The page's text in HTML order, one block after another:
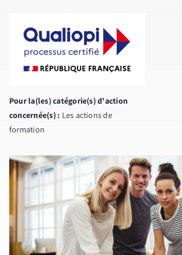
Pour la(les) catégorie(s) d'action
concernée(s) : Les actions de
formation